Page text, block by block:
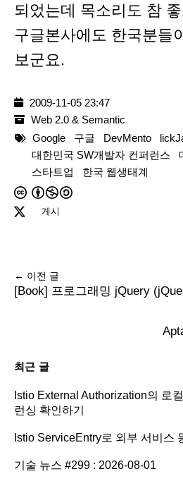
되었는데 목소리도 참
구글본사에도 한국분들
보군요.
2009-11-05 23:47
Web 2.0 & Semantic
Google
구글 DevMento
대한민국 SW개발자 컨퍼런스
스타트업
한국 웹생태계
게시
← 이전 글
[Book] 프로그래밍 jQuery
최근 글
Istio External Authorization의 로
런싱 확인하기
Istio ServiceEntry로 외부 서비스
기술 뉴스 #299 : 2026-08-01